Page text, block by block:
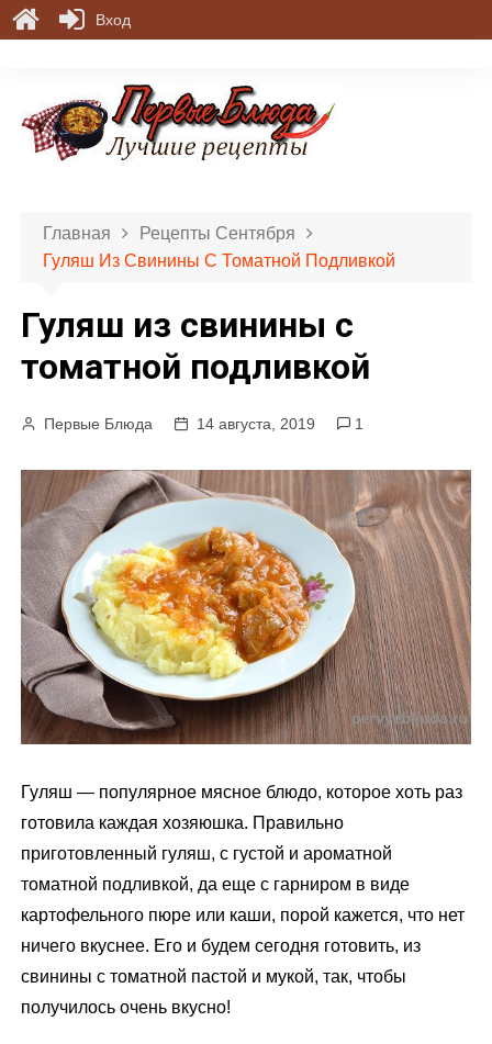
Главная
Рецепты Сентября
Гуляш Из Свинины С Томатной Подливкой
Гуляш из свинины с
томатной подливкой
Первые Блюда 14 августа, 2019 1
Гуляш — популярное мясное блюдо, которое хоть раз
готовила каждая хозяюшка. Правильно
приготовленный гуляш, с густой и ароматной
томатной подливкой, да еще с гарниром в виде
картофельного пюре или каши, порой кажется, что нет
ничего вкуснее. Его и будем сегодня готовить, из
свинины с томатной пастой и мукой, так, чтобы
получилось очень вкусно!
Вход